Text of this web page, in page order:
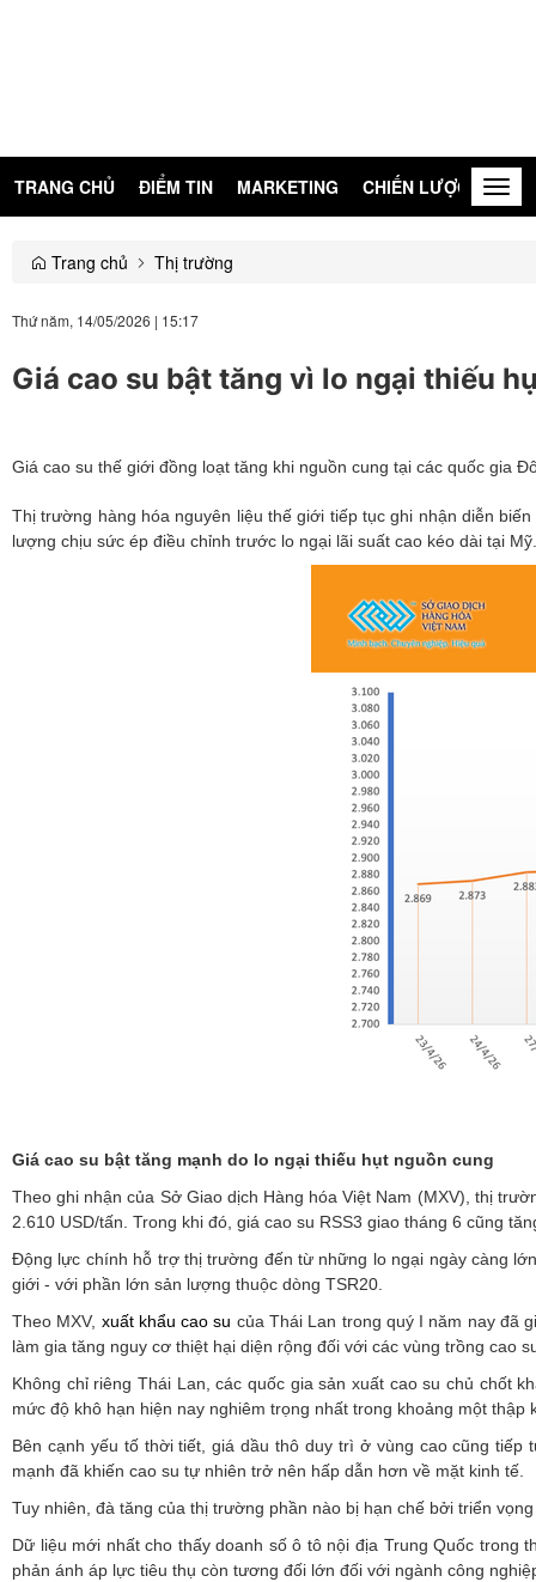
TRANG CHỦ ĐIỂM TIN MARKETING CHIẾN LƯỢC
Trang chủ Thị trường
Thứ năm, 14/05/2026 | 15:17
Giá cao su bật tăng vì lo ngại thiếu
Giá cao su thế giới đồng loạt tăng khi nguồn cung tại các quốc gia
Thị trường hàng hóa nguyên liệu thế giới tiếp tục ghi nhận diễn
lượng chịu sức ép điều chỉnh trước lo ngại lãi suất cao kéo dài tại
Giá cao su bật tăng mạnh do lo ngại thiếu hụt nguồn cung
Theo ghi nhận của Sở Giao dịch Hàng hóa Việt Nam (MXV), thị
2.610 USD/tấn. Trong khi đó, giá cao su RSS3 giao tháng 6 cũng
Động lực chính hỗ trợ thị trường đến từ những lo ngại ngày càng
giới - với phần lớn sản lượng thuộc dòng TSR20.
Theo MXV, xuất khẩu cao su của Thái Lan trong quý I năm nay đã
làm gia tăng nguy cơ thiệt hại diện rộng đối với các vùng trồng cao
Không chỉ riêng Thái Lan, các quốc gia sản xuất cao su chủ chốt
mức độ khô hạn hiện nay nghiêm trọng nhất trong khoảng một thập
Bên cạnh yếu tố thời tiết, giá dầu thô duy trì ở vùng cao cũng
mạnh đã khiến cao su tự nhiên trở nên hấp dẫn hơn về mặt kinh tế.
Tuy nhiên, đà tăng của thị trường phần nào bị hạn chế bởi triển
Dữ liệu mới nhất cho thấy doanh số ô tô nội địa Trung Quốc trong
phản ánh áp lực tiêu thụ còn tương đối lớn đối với ngành công